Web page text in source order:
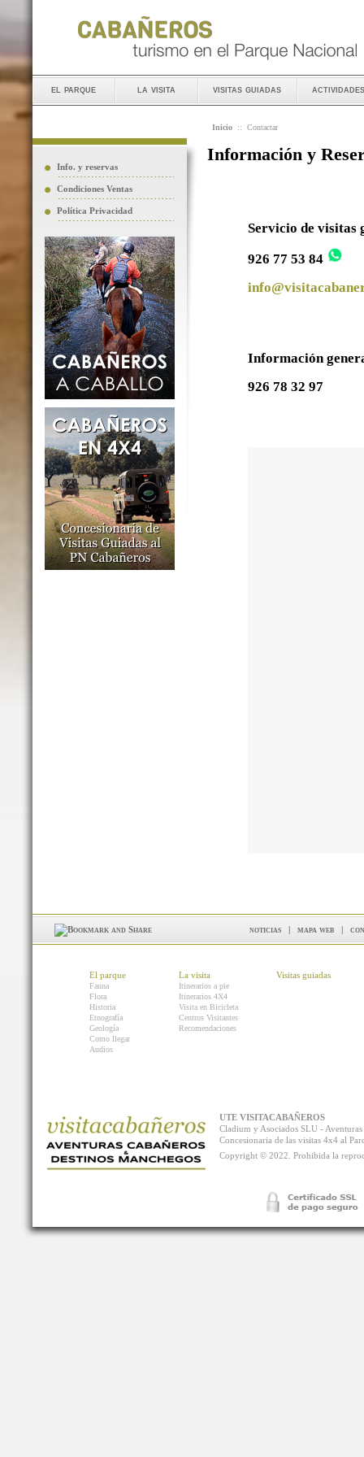
el parque la visita visitas guiadas actividades
Info. y reservas
Condiciones Ventas
Política Privacidad
Inicio :: Contactar
Información y
Servicio de visitas
926 77 53 84
Información
926 78 32 97
noticias | mapa web |
El parque
Fauna
Flora
Historia
Etnografía
Geología
Como llegar
Audios
La visita
Itinerarios a pie
Itinerarios 4X4
Visita en Bicicleta
Centros Visitantes
Recomendaciones
Visitas guiadas
UTE VISITACABAÑEROS
Cladium y Asociados SLU -
Concesionaria de las visitas 4x4 al
Copyright © 2022. Prohibida la